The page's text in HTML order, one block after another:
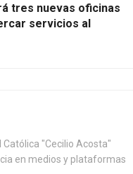
tres nuevas oficinas
servicios al
"Cecilio Acosta"
en medios y plataformas